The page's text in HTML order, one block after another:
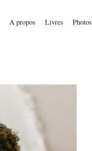
A propos Livres Photos